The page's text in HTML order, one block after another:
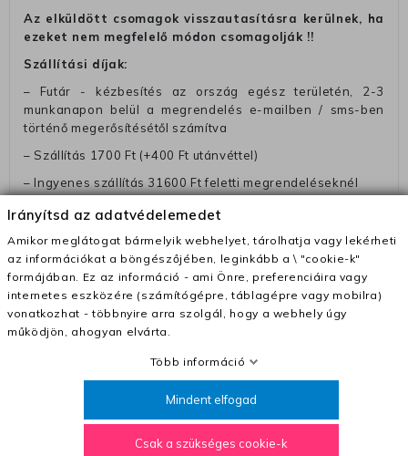
Az elküldött csomagok visszautasításra kerülnek, ha
ezeket nem megfelelő módon csomagolják !!
Szállítási díjak:
– Futár - kézbesítés az ország egész területén, 2-3
munkanapon belül a megrendelés e-mailben / sms-ben
történő megerősítésétől számítva
– Szállítás 1700 Ft (+400 Ft utánvéttel)
– Ingyenes szállítás 31600 Ft feletti megrendeléseknél
– A kapott termék cseréjéért 3780 Ft szállítási díjat
számolunk fel (oda -vissza út)
Pénzvisszatérítés:
A pénz visszatérítéséhez küldjük a futárt, hogy vegye át
Öntől a terméket/termékeket, vagy más futárral is
elküldheti. Olyan utávéttel küldött csomagot, melyne
értéke eltér 0 FT-tól, nem fogadunk el. A futárnak átadott
azonosítása érdekében tegyen egy megjegyzést, amelyre
felírja telefonszámát/rendelési számát. Az eljárás
egyszerűsítése érdekében kérjük, hogy erre a jegyre írja
rá a számla IBAN-számát és a számlatulajdonos nevét.
Irányítsd az adatvédelemedet
Amikor meglátogat bármelyik webhelyet, tárolhatja vagy lekérheti
az információkat a böngészőjében, leginkább a \ "cookie-k"
formájában. Ez az információ - ami Önre, preferenciáira vagy
internetes eszközére (számítógépre, táblagépre vagy mobilra)
vonatkozhat - többnyire arra szolgál, hogy a webhely úgy
működjön, ahogyan elvárta.
Több információ
Mindent elfogad
Csak a szükséges cookie-k